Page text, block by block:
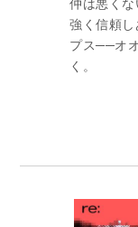
強く信頼
プス──オ
く。